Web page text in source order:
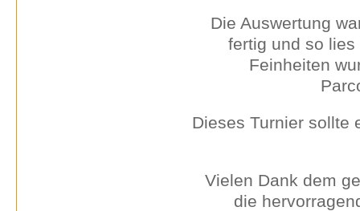
Die Auswertung
fertig und so
Feinheiten
Dieses Turnier sollte
Vielen Dank dem
die